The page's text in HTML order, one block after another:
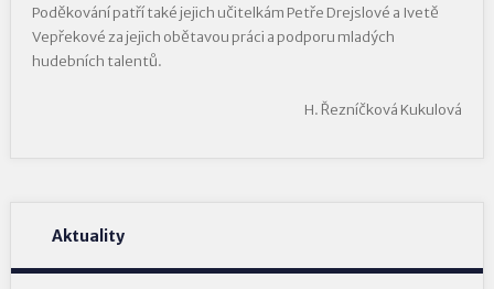
Poděkování patří také jejich učitelkám Petře Drejslové a Ivetě
Vepřekové za jejich obětavou práci a podporu mladých
hudebních talentů.
H. Řezníčková Kukulová
Aktuality